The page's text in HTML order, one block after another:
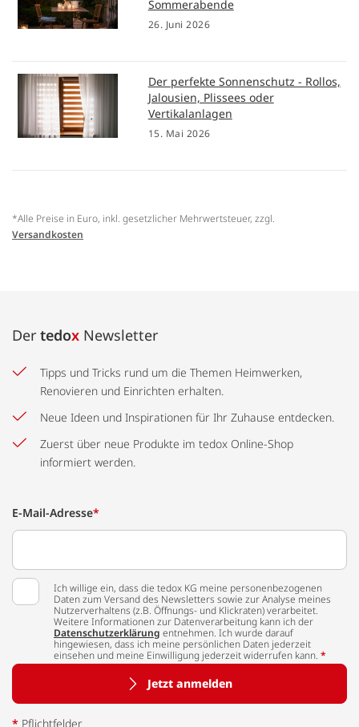
Sommerabende
26. Juni 2026
Der perfekte Sonnenschutz - Rollos,
Jalousien, Plissees oder
Vertikalanlagen
15. Mai 2026
*Alle Preise in Euro, inkl. gesetzlicher Mehrwertsteuer, zzgl.
Versandkosten
Der tedox Newsletter
Tipps und Tricks rund um die Themen Heimwerken,
Renovieren und Einrichten erhalten.
Neue Ideen und Inspirationen für Ihr Zuhause entdecken.
Zuerst über neue Produkte im tedox Online-Shop
informiert werden.
E-Mail-Adresse*
Ich willige ein, dass die tedox KG meine personenbezogenen
Daten zum Versand des Newsletters sowie zur Analyse meines
Nutzerverhaltens (z.B. Öffnungs- und Klickraten) verarbeitet.
Weitere Informationen zur Datenverarbeitung kann ich der
Datenschutzerklärung entnehmen. Ich wurde darauf
hingewiesen, dass ich meine persönlichen Daten jederzeit
einsehen und meine Einwilligung jederzeit widerrufen kann. *
Jetzt anmelden
* Pflichtfelder